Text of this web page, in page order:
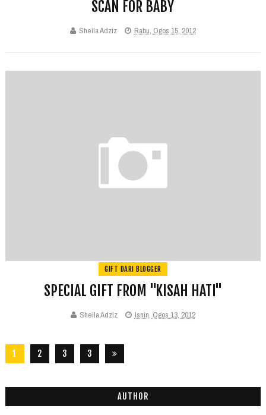
SCAN FOR BABY
Sheila Adziz Rabu, Ogos 15, 2012
GIFT DARI BLOGGER
SPECIAL GIFT FROM "KISAH HATI"
Sheila Adziz Isnin, Ogos 13, 2012
1 2 3
3
AUTHOR